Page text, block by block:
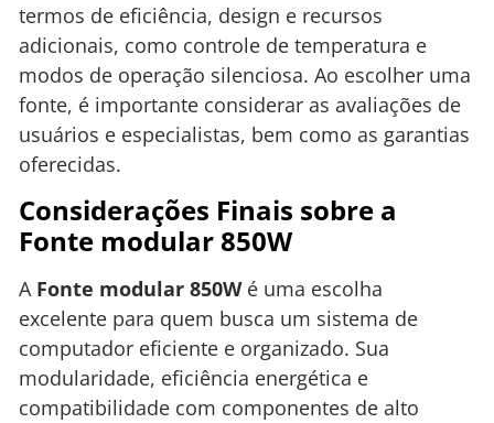
termos de eficiência, design e recursos
adicionais, como controle de temperatura e
modos de operação silenciosa. Ao escolher uma
fonte, é importante considerar as avaliações de
usuários e especialistas, bem como as garantias
oferecidas.
Considerações Finais sobre a
Fonte modular 850W
A Fonte modular 850Wé uma escolha
excelente para quem busca um sistema de
computador eficiente e organizado. Sua
modularidade, eficiência energética e
compatibilidade com componentes de alto